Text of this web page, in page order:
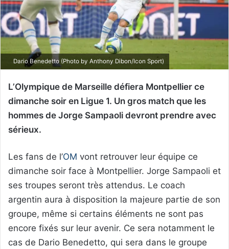
Dario Benedetto (Photo by Anthony Dibon/Icon Sport)
L’Olympique de Marseille défiera Montpellier ce
dimanche soir en Ligue 1. Un gros match que les
hommes de Jorge Sampaoli devront prendre avec
sérieux.
Les fans de l’OM vont retrouver leur équipe ce
dimanche soir face à Montpellier. Jorge Sampaoli et
ses troupes seront très attendus. Le coach
argentin aura à disposition la majeure partie de son
groupe, même si certains éléments ne sont pas
encore fixés sur leur avenir. Ce sera notamment le
cas de Dario Benedetto, qui sera dans le groupe